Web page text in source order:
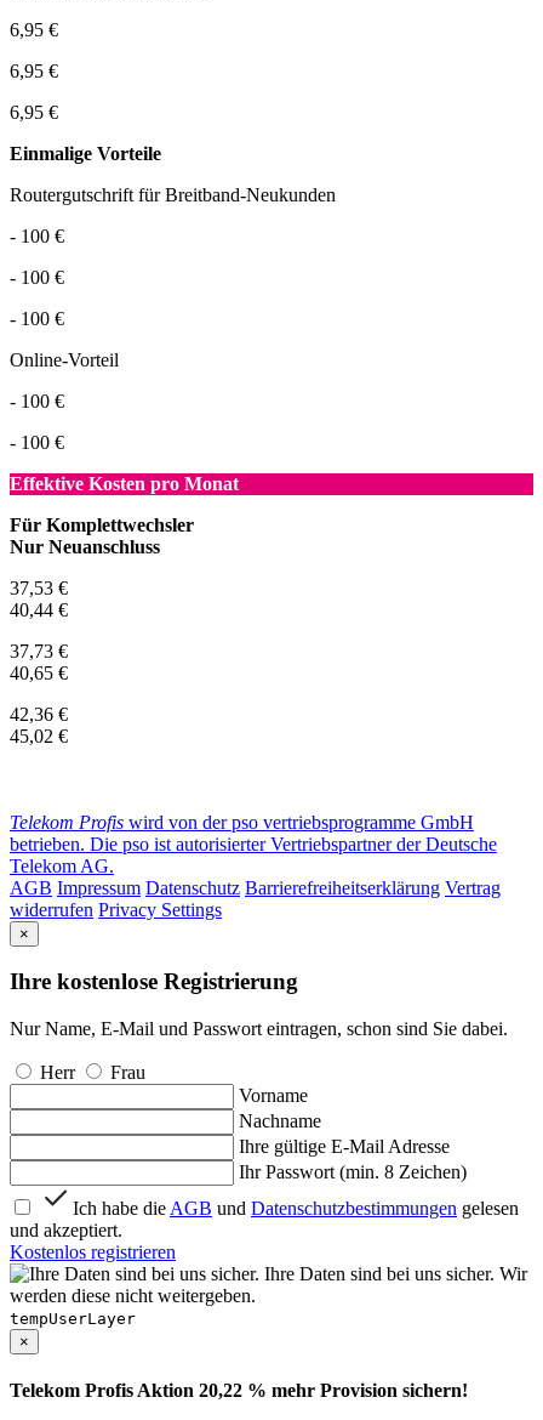
6,95 €
6,95 €
6,95 €
Einmalige Vorteile
Routergutschrift für Breitband-Neukunden
- 100 €
- 100 €
- 100 €
Online-Vorteil
- 100 €
- 100 €
Effektive Kosten pro Monat
Für Komplettwechsler
Nur Neuanschluss
37,53 €
40,44 €
37,73 €
40,65 €
42,36 €
45,02 €
Telekom Profis wird von der pso vertriebsprogramme GmbH
betrieben. Die pso ist autorisierter Vertriebspartner der Deutsche
Telekom AG.
AGB Impressum Datenschutz Barrierefreiheitserklärung Vertrag
widerrufen Privacy Settings
×
Ihre kostenlose Registrierung
Nur Name, E-Mail und Passwort eintragen, schon sind Sie dabei.
Herr
Frau
Vorname
Nachname
Ihre gültige E-Mail Adresse
Ihr Passwort (min. 8 Zeichen)
Ich habe die AGB und Datenschutzbestimmungen gelesen
und akzeptiert.
Kostenlos registrieren
Ihre Daten sind bei uns sicher. Wir
werden diese nicht weitergeben.
tempUserLayer
×
Telekom Profis Aktion 20,22 % mehr Provision sichern!